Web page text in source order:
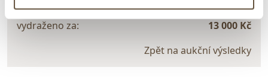
Vyvolávací cena:
3 000 Kč
vydraženo za:
13 000 Kč
Zpět na aukční výsledky